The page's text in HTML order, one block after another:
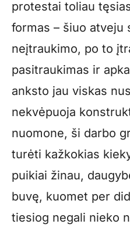
protestai toliau
formas – šiuo atveju
neįtraukimo, po to
pasitraukimas ir
anksto jau viskas
nekvėpuoja
nuomone, ši darbo
turėti kažkokias
puikiai žinau,
buvę, kuomet per
tiesiog negali nieko